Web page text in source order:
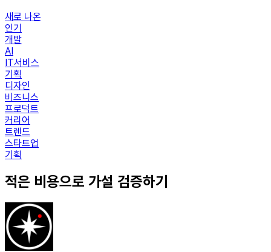
새로 나온
인기
개발
AI
IT서비스
기획
디자인
비즈니스
프로덕트
커리어
트렌드
스타트업
기획
적은 비용으로 가설 검증하기